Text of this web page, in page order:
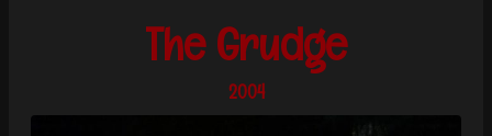
The Grudge
2004